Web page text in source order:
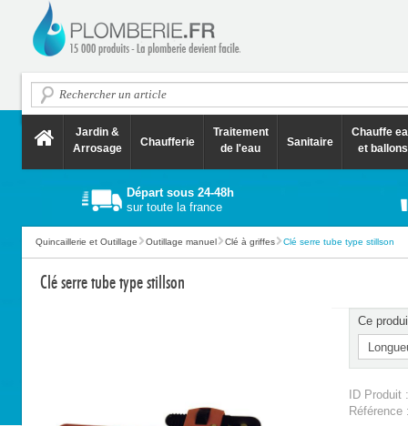
Jardin &
Arrosage
Chaufferie
Traitement
de l'eau
Sanitaire
Chauffe
et ballons
Départ sous 24-48h
sur toute la france
Quincaillerie et Outillage Outillage manuel Clé à griffes Clé serre tube type stillson
Clé serre tube type stillson
Ce
ID Produit